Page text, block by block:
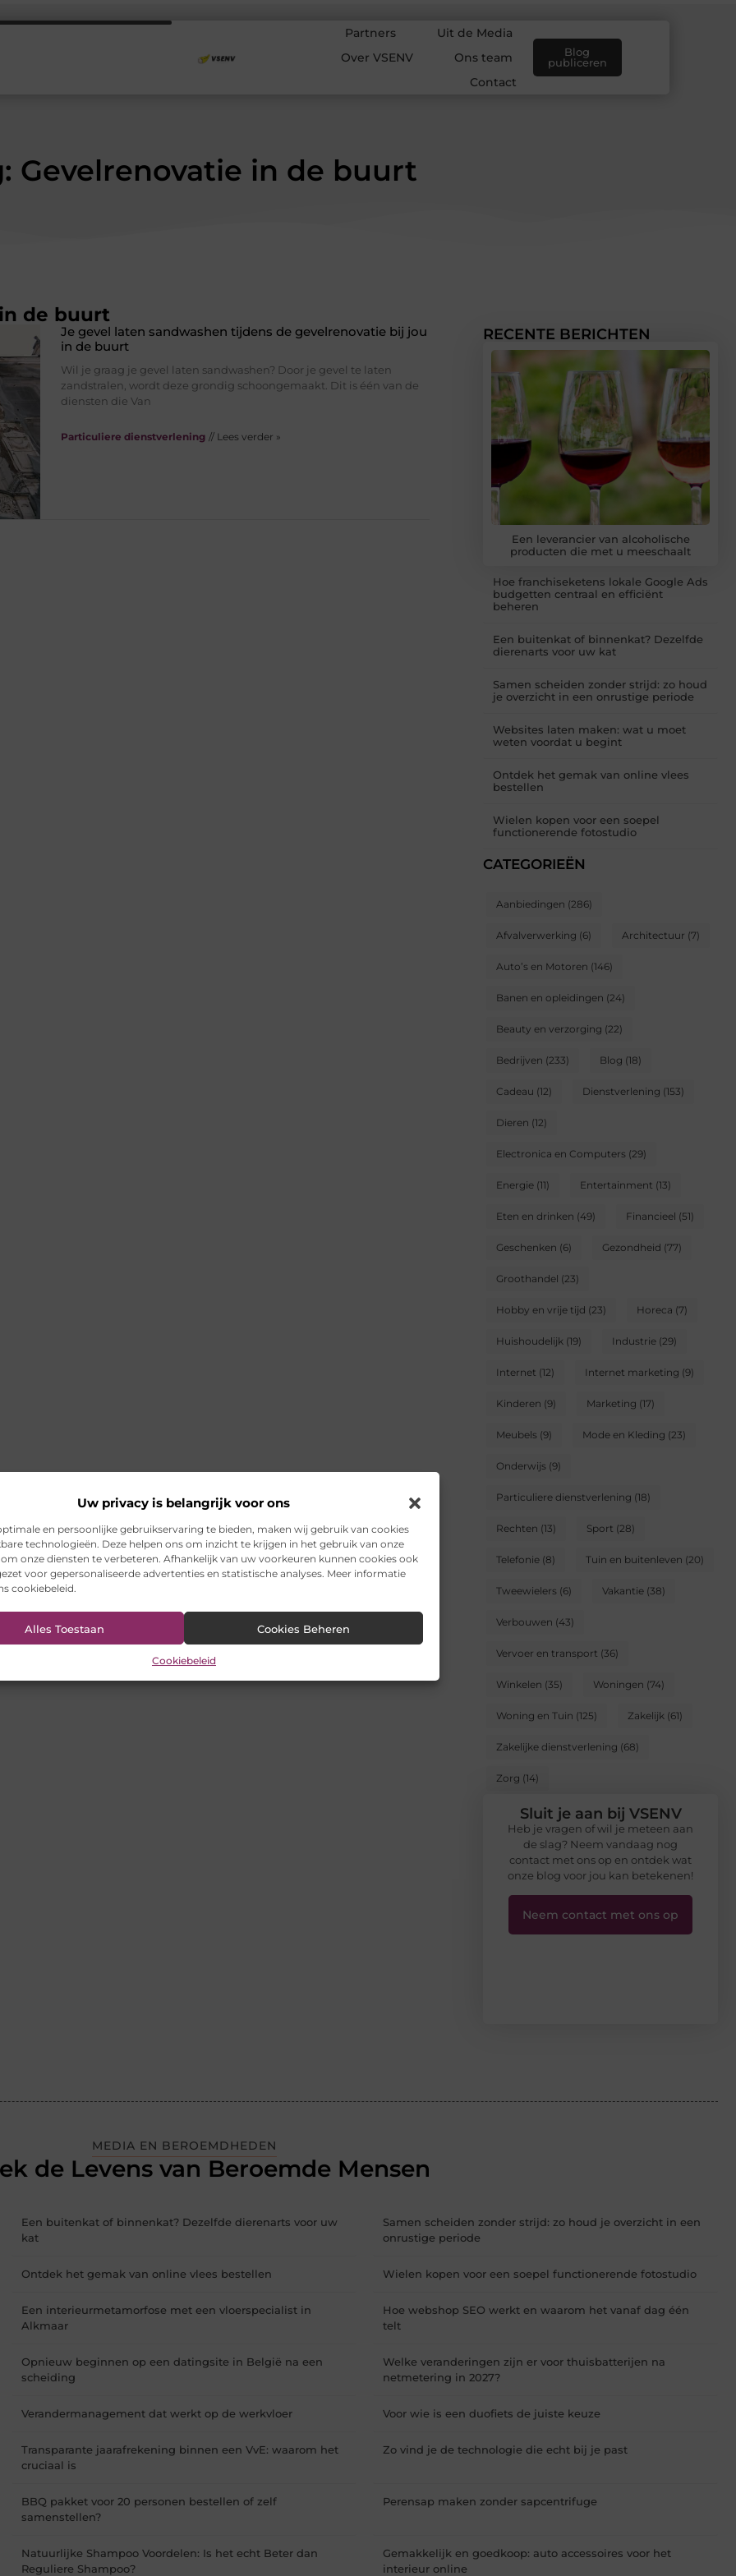
Uw privacy is belangrijk voor ons
en persoonlijke gebruikservaring te bieden, maken wij gebruik van cookies
technologieën. Deze helpen ons om inzicht te krijgen in het gebruik van onze
onze diensten te verbeteren. Afhankelijk van uw voorkeuren kunnen cookies ook
voor gepersonaliseerde advertenties en statistische analyses. Meer informatie
cookiebeleid.
Alles Toestaan Cookies Beheren
Cookiebeleid
Partners
Uit de Media
Over VSENV
Ons team
Contact
Blog
publiceren
Gevelrenovatie in de buurt
de buurt
Je gevel laten sandwashen tijdens de gevelrenovatie bij jou
in de buurt
Wil je graag je gevel laten sandwashen? Door je gevel te laten
zandstralen, wordt deze grondig schoongemaakt. Dit is één van de
diensten die Van
Particuliere dienstverlening // Lees verder »
RECENTE BERICHTEN
Een leverancier van alcoholische
producten die met u meeschaalt
Hoe franchiseketens lokale Google Ads
budgetten centraal en efficiënt
beheren
Een buitenkat of binnenkat? Dezelfde
dierenarts voor uw kat
Samen scheiden zonder strijd: zo houd
je overzicht in een onrustige periode
Websites laten maken: wat u moet
weten voordat u begint
Ontdek het gemak van online vlees
bestellen
Wielen kopen voor een soepel
functionerende fotostudio
CATEGORIEËN
Aanbiedingen (286)
Afvalverwerking (6) Architectuur (7)
Auto’s en Motoren (146)
Banen en opleidingen (24)
Beauty en verzorging (22)
Bedrijven (233) Blog (18)
Cadeau (12) Dienstverlening (153)
Dieren (12)
Electronica en Computers (29)
Energie (11) Entertainment (13)
Eten en drinken (49) Financieel (51)
Geschenken (6) Gezondheid (77)
Groothandel (23)
Hobby en vrije tijd (23) Horeca (7)
Huishoudelijk (19) Industrie (29)
Internet (12) Internet marketing (9)
Kinderen (9) Marketing (17)
Meubels (9) Mode en Kleding (23)
Onderwijs (9)
Particuliere dienstverlening (18)
Rechten (13) Sport (28)
Telefonie (8) Tuin en buitenleven (20)
Tweewielers (6) Vakantie (38)
Verbouwen (43)
Vervoer en transport (36)
Winkelen (35) Woningen (74)
Woning en Tuin (125) Zakelijk (61)
Zakelijke dienstverlening (68)
Zorg (14)
Sluit je aan bij VSENV
Heb je vragen of wil je meteen aan
de slag? Neem vandaag nog
contact met ons op en ontdek wat
onze blog voor jou kan betekenen!
Neem contact met ons op
MEDIA EN BEROEMDHEDEN
de Levens van Beroemde Mensen
Een buitenkat of binnenkat? Dezelfde dierenarts voor uw
kat
Samen scheiden zonder strijd: zo houd je overzicht in een
onrustige periode
Ontdek het gemak van online vlees bestellen Wielen kopen voor een soepel functionerende fotostudio
Een interieurmetamorfose met een vloerspecialist in
Alkmaar
Hoe webshop SEO werkt en waarom het vanaf dag één
telt
Opnieuw beginnen op een datingsite in België na een
scheiding
Welke veranderingen zijn er voor thuisbatterijen na
netmetering in 2027?
Verandermanagement dat werkt op de werkvloer Voor wie is een duofiets de juiste keuze
Transparante jaarafrekening binnen een VvE: waarom het
cruciaal is
Zo vind je de technologie die echt bij je past
BBQ pakket voor 20 personen bestellen of zelf
samenstellen?
Perensap maken zonder sapcentrifuge
Natuurlijke Shampoo Voordelen: Is het echt Beter dan
Reguliere Shampoo?
Gemakkelijk en goedkoop: auto accessoires voor het
interieur online